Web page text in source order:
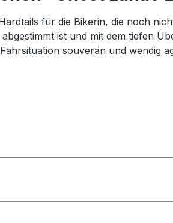
für die Bikerin, die noch
ist und mit dem tiefen
souverän und wendig